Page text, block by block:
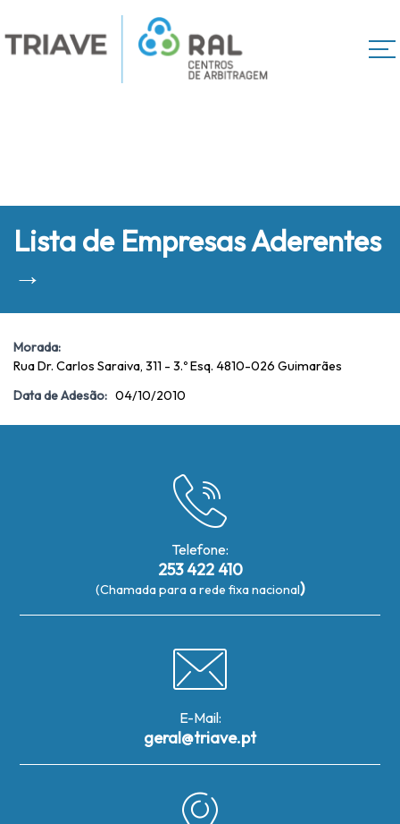
Lista de Empresas Aderentes
→
Morada:
Rua Dr. Carlos Saraiva, 311 - 3.º Esq. 4810-026 Guimarães
Data de Adesão: 04/10/2010
Telefone:
253 422 410
(Chamada para a rede fixa nacional)
E-Mail:
geral@triave.pt